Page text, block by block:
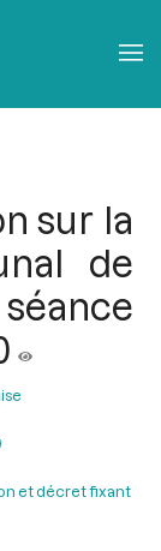
sur la
de
et décret fixant